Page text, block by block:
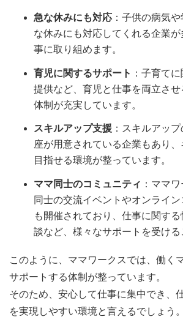
急な休みにも対応 ：子供の病気
な休みにも対応してくれる企業
事に取り組めます。
育児に関するサポート ：子育て
提供など、育児と仕事を両立させ
体制が充実しています。
スキルアップ支援 ：スキルアッ
座が用意されている企業もあり
目指せる環境が整っています。
ママ同士のコミュニティ ：ママ
同士の交流イベントやオンライ
も開催されており、仕事に関す
談など、様々なサポートを受ける
このように、ママワークスでは、働く
サポートする体制が整っています。
そのため、安心して仕事に集中でき、
を実現しやすい環境と言えるでしょう。